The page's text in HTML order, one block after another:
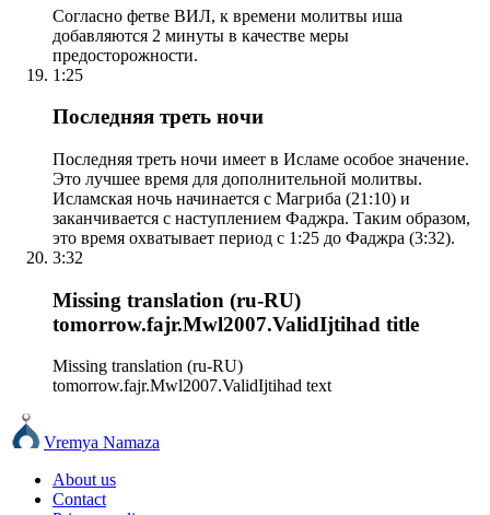
Согласно фетве ВИЛ, к времени молитвы иша
добавляются 2 минуты в качестве меры
предосторожности.
1:25
Последняя треть ночи
Последняя треть ночи имеет в Исламе особое значение.
Это лучшее время для дополнительной молитвы.
Исламская ночь начинается с Магриба (21:10) и
заканчивается с наступлением Фаджра. Таким образом,
это время охватывает период с 1:25 до Фаджра (3:32).
3:32
Missing translation (ru-RU)
tomorrow.fajr.Mwl2007.ValidIjtihad title
Missing translation (ru-RU)
tomorrow.fajr.Mwl2007.ValidIjtihad text
Vremya Namaza
About us
Contact